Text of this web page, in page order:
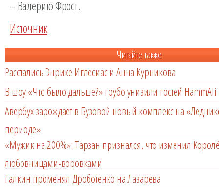
– Валерию Фрост.
Источник
Читайте также
Расстались Энрике Иглесиас и Анна Курникова
В шоу «Что было дальше?» грубо унизили гостей HammAli
Авербух зарождает в Бузовой новый комплекс на
периоде»
«Мужик на 200%»: Тарзан признался, что изменил
любовницами-воровками
Галкин променял Дроботенко на Лазарева